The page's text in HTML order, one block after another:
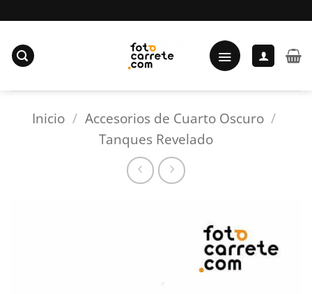
al
contenido
Inicio / Accesorios de Cuarto Oscuro /
Tanques Revelado